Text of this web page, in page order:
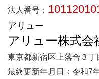
法人番号：
アリュー
アリュー株式会
東京都新宿区上落合３丁
最終更新年月日：令和7